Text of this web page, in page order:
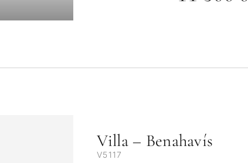
Villa – Benahavís
V5117